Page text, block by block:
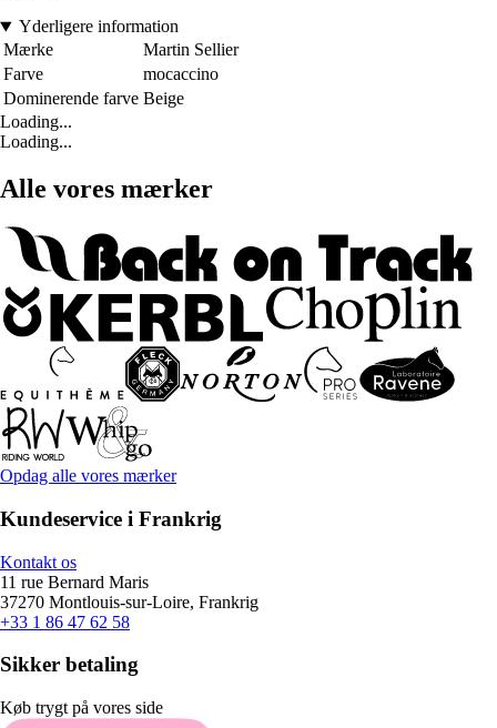
Yderligere information
Mærke
Martin Sellier
Farve
mocaccino
Dominerende farve Beige
Loading...
Loading...
Alle vores mærker
Opdag alle vores mærker
Kundeservice i Frankrig
Kontakt os
11 rue Bernard Maris
37270 Montlouis-sur-Loire, Frankrig
+33 1 86 47 62 58
Sikker betaling
Køb trygt på vores side